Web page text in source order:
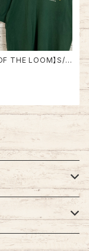
THE LOOM】S/S
Made in USA “B
Vintage 両面